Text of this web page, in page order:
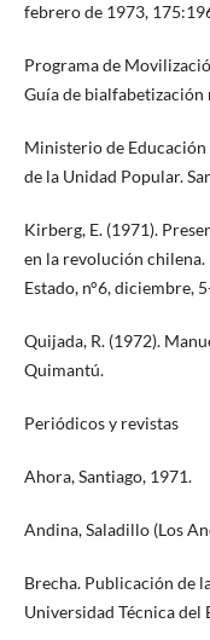
febrero de 1973,
Programa de
Guía de bialfabetización
Ministerio de
de la Unidad Popular.
Kirberg, E. (1971).
en la revolución chilena.
Estado, n°6, diciembre,
Quijada, R. (1972).
Quimantú.
Periódicos y revistas
Ahora, Santiago, 1971.
Andina, Saladillo (Los
Brecha. Publicación de
Universidad Técnica del